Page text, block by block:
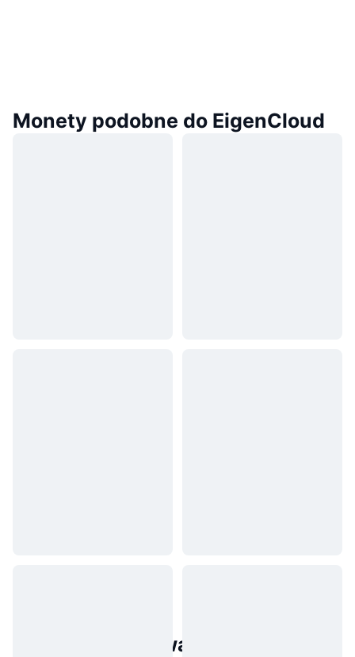
Monety podobne do EigenCloud
Popularne aktywa ze świata